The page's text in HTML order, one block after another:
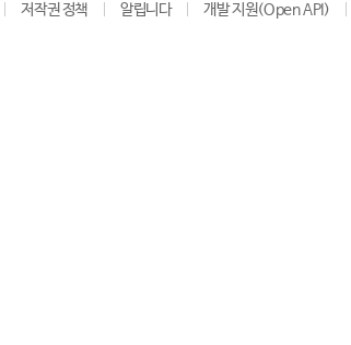
저작권 정책 알립니다 개발 지원(Open API)